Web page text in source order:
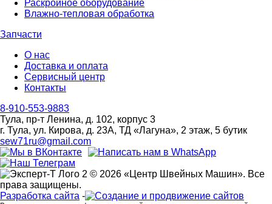
Раскройное оборудование
Влажно-тепловая обработка
Запчасти
О нас
Доставка и оплата
Сервисный центр
Контакты
8-910-553-9883
Тула, пр-т Ленина, д. 102, корпус 3
г. Тула, ул. Кирова, д. 23А, ТД «Лагуна», 2 этаж, 5 бутик
sew71ru@gmail.com
© 2026 «Центр Швейных Машин». Все
права защищены.
Разработка сайта -